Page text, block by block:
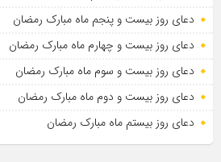
دعای روز بیست و پنجم ماه مبارک رمضان
دعای روز بیست و چهارم ماه مبارک رمضان
دعای روز بیست و سوم ماه مبارک رمضان
دعای روز بیست و دوم ماه مبارک رمضان
دعای روز بیستم ماه مبارک رمضان